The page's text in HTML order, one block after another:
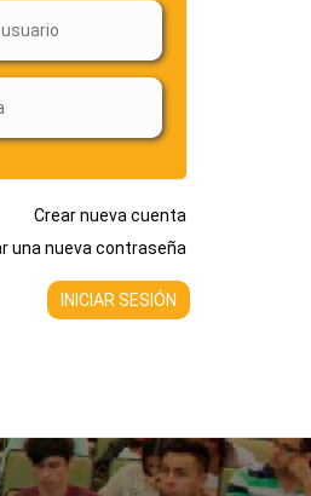
Crear nueva cuenta
una nueva contraseña